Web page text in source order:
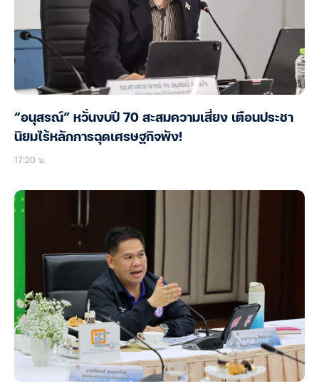
“อนุสรณ์” หวั่นงบปี 70 สะสมความเสี่ยง เตือนประชา
นิยมไร้หลักการฉุดเศรษฐกิจพัง!
17:20 น.